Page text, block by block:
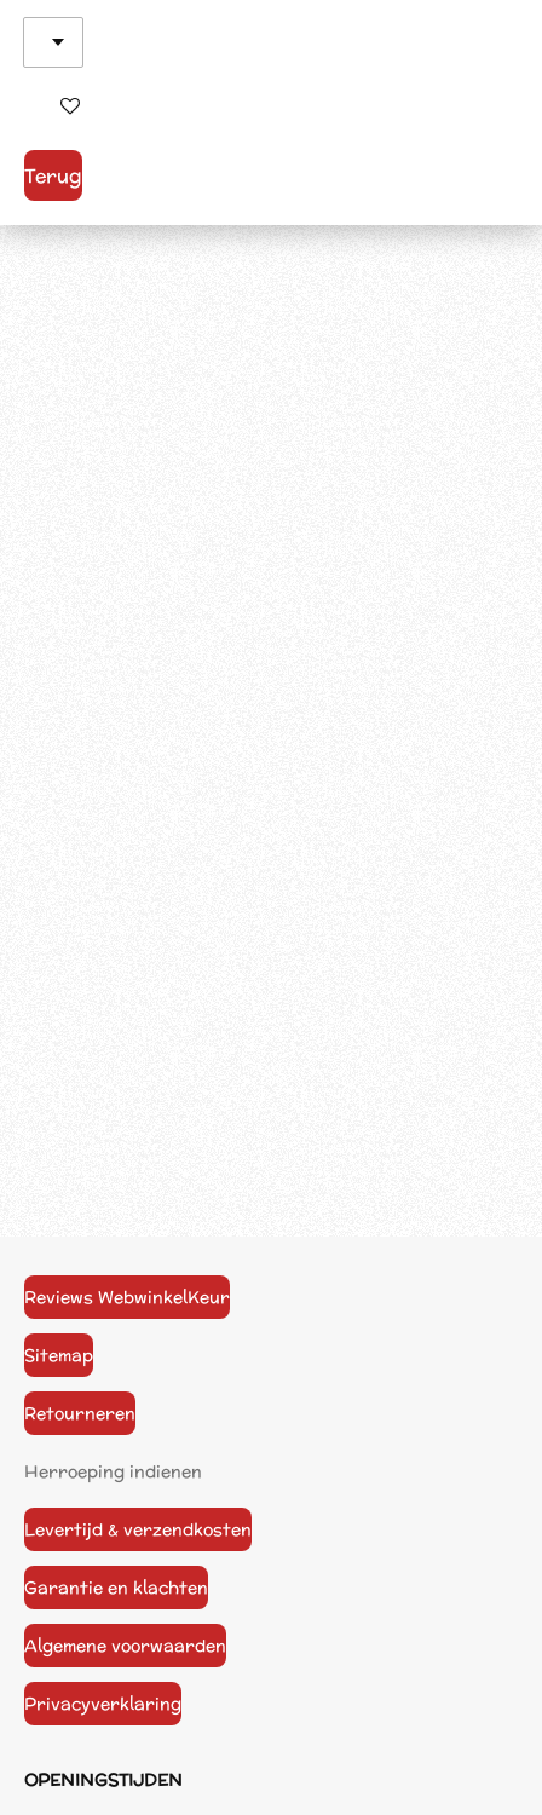
In winkelwagen
Terug
Reviews WebwinkelKeur
Sitemap
Retourneren
Herroeping indienen
Levertijd & verzendkosten
Garantie en klachten
Algemene voorwaarden
Privacyverklaring
OPENINGSTIJDEN